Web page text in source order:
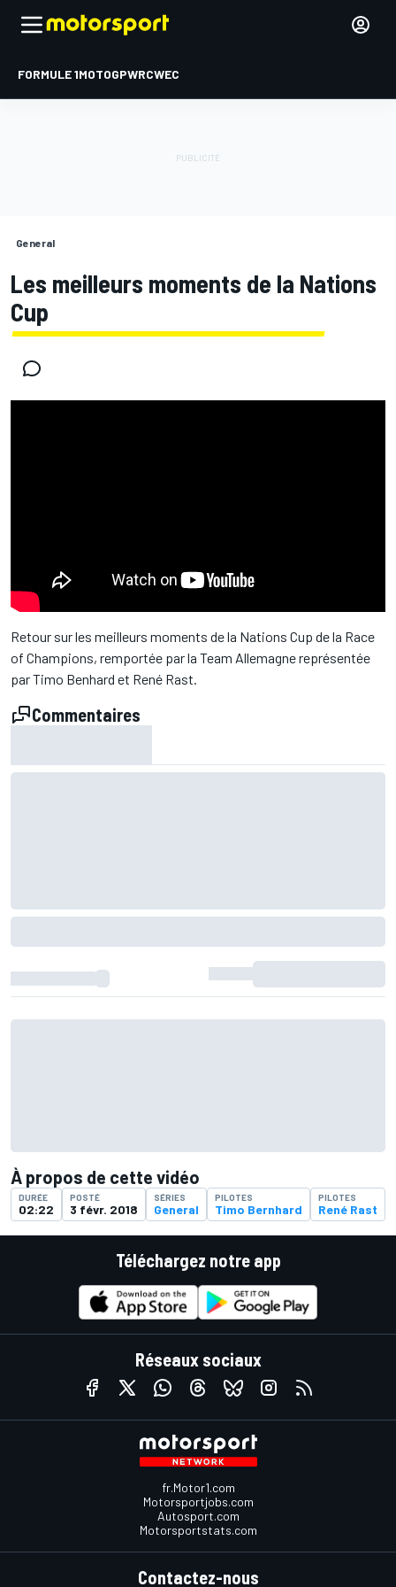
FORMULE 1MOTOGPWRCWEC
General
Les meilleurs moments de la Nations
Cup
Retour sur les meilleurs moments de la Nations Cup de la Race
of Champions, remportée par la Team Allemagne représentée
par Timo Benhard et René Rast.
Commentaires
À propos de cette vidéo
DURÉE
02:22
POSTÉ
3 févr. 2018
SÉRIES
General
PILOTES
Timo Bernhard
PILOTES
René Rast
Téléchargez notre app
Réseaux sociaux
fr.Motor1.com
Motorsportjobs.com
Autosport.com
Motorsportstats.com
Contactez-nous